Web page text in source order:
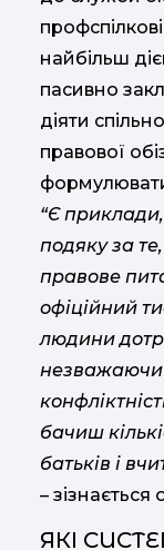
найбільш
пасивно
діяти
правової
“Є
подяку за
правове
офіційний
людини
незважаючи
бачиш
батьків і
–
ЯКІ